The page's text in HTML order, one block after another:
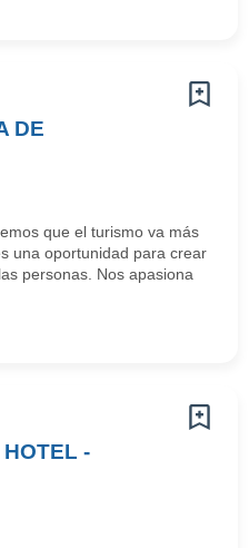
DE
que el turismo va más
una oportunidad para crear
personas. Nos apasiona
-